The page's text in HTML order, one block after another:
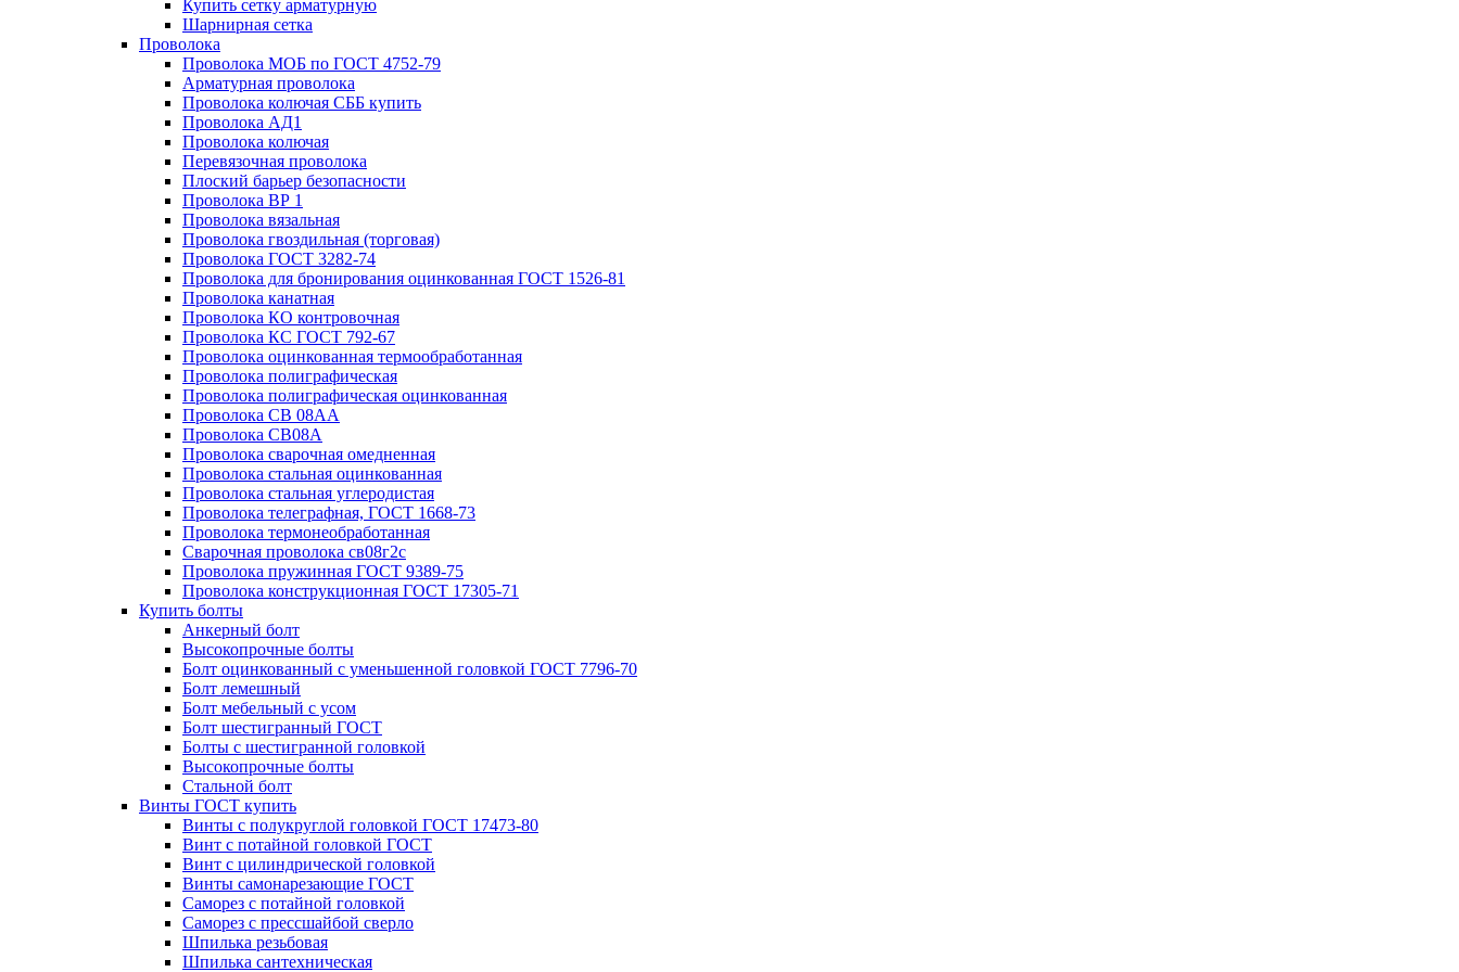
Купить сетку арматурную
Шарнирная сетка
Проволока
Проволока МОБ по ГОСТ 4752-79
Арматурная проволока
Проволока колючая СББ купить
Проволока АД1
Проволока колючая
Перевязочная проволока
Плоский барьер безопасности
Проволока ВР 1
Проволока вязальная
Проволока гвоздильная (торговая)
Проволока ГОСТ 3282-74
Проволока для бронирования оцинкованная ГОСТ 1526-81
Проволока канатная
Проволока КО контровочная
Проволока КС ГОСТ 792-67
Проволока оцинкованная термообработанная
Проволока полиграфическая
Проволока полиграфическая оцинкованная
Проволока СВ 08АА
Проволока СВ08А
Проволока сварочная омедненная
Проволока стальная оцинкованная
Проволока стальная углеродистая
Проволока телеграфная, ГОСТ 1668-73
Проволока термонеобработанная
Сварочная проволока св08г2с
Проволока пружинная ГОСТ 9389-75
Проволока конструкционная ГОСТ 17305-71
Купить болты
Анкерный болт
Высокопрочные болты
Болт оцинкованный с уменьшенной головкой ГОСТ 7796-70
Болт лемешный
Болт мебельный с усом
Болт шестигранный ГОСТ
Болты с шестигранной головкой
Высокопрочные болты
Стальной болт
Винты ГОСТ купить
Винты с полукруглой головкой ГОСТ 17473-80
Винт с потайной головкой ГОСТ
Винт с цилиндрической головкой
Винты самонарезающие ГОСТ
Саморез с потайной головкой
Саморез с прессшайбой сверло
Шпилька резьбовая
Шпилька сантехническая